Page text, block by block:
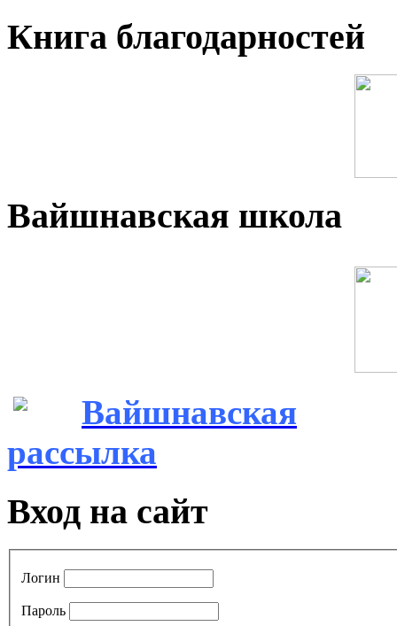
Книга благодарностей
Вайшнавская школа
Вайшнавская
рассылка
Вход на сайт
Логин
Пароль